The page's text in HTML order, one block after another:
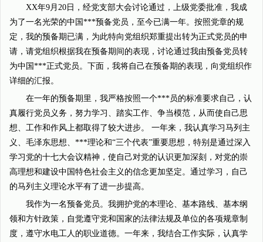
XX年9月20日，经党支部大会讨论通过，上级党委批准，我成
为了一名光荣的中国***预备党员，至今已满一年。按照党章的规
定，我的预备期已满，为此特向党组织郑重提出转为正式党员的申
请，请党组织根据我在预备期间的表现，讨论通过我由预备党员转
为中国***正式党员。下面，我将自己在预备期的表现，向党组织作
详细的汇报。
在一年的预备期里，我严格按照一个***员的标准要求自己，认
真履行党员义务，努力学习、踏实工作、争当模范，从而使自己思
想、工作和作风上都取得了较大进步。 一年来，我认真学习马列主
义、毛泽东思想、***理论和“三个代表”重要思想，特别是通过深入
学习党的十七大会议精神，使自己对党的认识更加深刻，对党的崇
高理想和建设中国特色社会主义的信念更加坚定。通过学习，自己
的马列主义理论水平有了进一步提高。
我作为一名预备党员。我拥护党的本理论、基本路线、基本纲
领和方针政策，自觉遵守党和国家的法律法规及单位的各项规章制
度，遵守水电工人的职业道德。一年来，我结合工作实际，认真学